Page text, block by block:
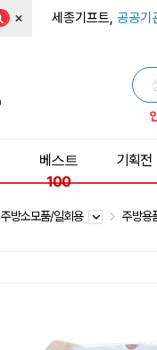
× 세종기프트, 공공기
베스트
100
기획전
주방소모품/일회용 주방